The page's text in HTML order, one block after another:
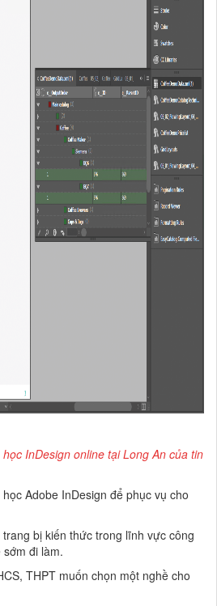
InDesign online tại Long An của tin
Adobe InDesign để phục vụ cho
bị kiến thức trong lĩnh vực công
đi làm.
THPT muốn chọn một nghề cho